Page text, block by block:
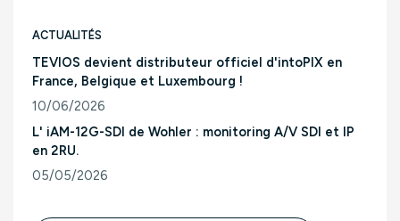
ACTUALITÉS
TEVIOS devient distributeur officiel d'intoPIX en
France, Belgique et Luxembourg !
10/06/2026
Consulter l'article "TEVIOS devient distributeur officiel
L' iAM-12G-SDI de Wohler : monitoring A/V SDI et IP
en 2RU.
05/05/2026